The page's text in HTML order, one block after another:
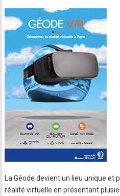
La Géode devient un lieu unique
réalité virtuelle en présentant